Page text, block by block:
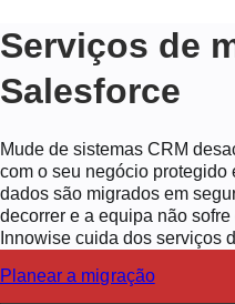
Serviços de
Salesforce
Mude de sistemas CRM
com o seu negócio protegido
dados são migrados em
decorrer e a equipa não
Innowise cuida dos serviços
Planear a migração